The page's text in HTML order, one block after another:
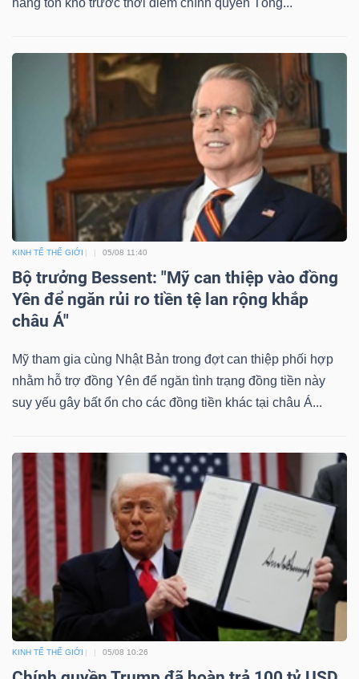
hàng tồn kho trước thời điểm chính quyền Tổng...
KINH TẾ THẾ GIỚI 05/08 11:40
Bộ trưởng Bessent: "Mỹ can thiệp vào đồng
Yên để ngăn rủi ro tiền tệ lan rộng khắp
châu Á"
Mỹ tham gia cùng Nhật Bản trong đợt can thiệp phối hợp
nhằm hỗ trợ đồng Yên để ngăn tình trạng đồng tiền này
suy yếu gây bất ổn cho các đồng tiền khác tại châu Á...
KINH TẾ THẾ GIỚI 05/08 10:26
(-)
tác
giả
(-)
Báo
cáo
phân
Thuật
ngữ
Dịch
vụ
(-)